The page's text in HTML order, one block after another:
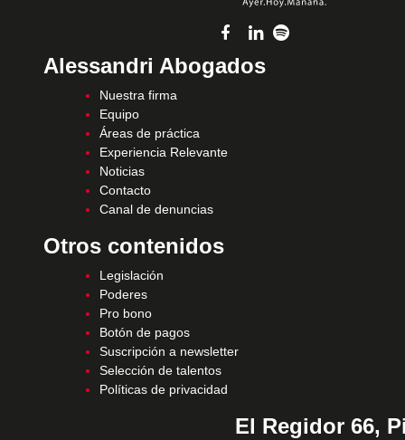
Alessandri Abogados
Nuestra firma
Equipo
Áreas de práctica
Experiencia Relevante
Noticias
Contacto
Canal de denuncias
Otros contenidos
Legislación
Poderes
Pro bono
Botón de pagos
Suscripción a newsletter
Selección de talentos
Políticas de privacidad
El Regidor 66,